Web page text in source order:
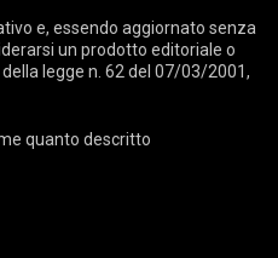
e, essendo aggiornato senza
un prodotto editoriale o
legge n. 62 del 07/03/2001,
quanto descritto